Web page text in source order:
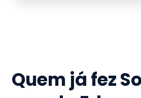
Quem já fez